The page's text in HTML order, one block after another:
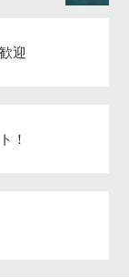
迎
！